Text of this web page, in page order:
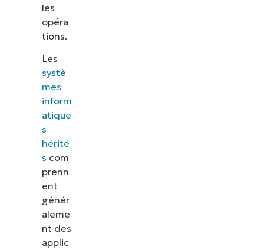
les
opéra
tions.
Les
systè
mes
inform
atique
s
hérité
s com
prenn
ent
génér
aleme
nt des
applic